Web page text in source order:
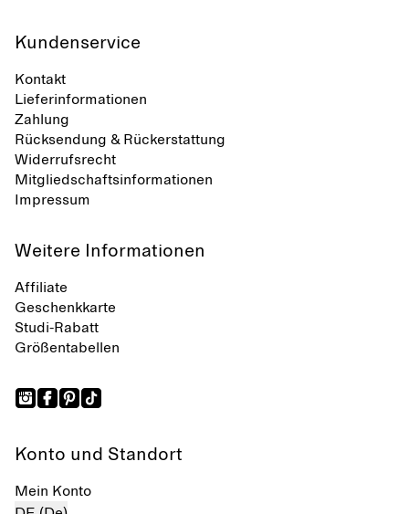
Kundenservice
Kontakt
Lieferinformationen
Zahlung
Rücksendung & Rückerstattung
Widerrufsrecht
Mitgliedschaftsinformationen
Impressum
Weitere Informationen
Affiliate
Geschenkkarte
Studi-Rabatt
Größentabellen
Konto und Standort
Mein Konto